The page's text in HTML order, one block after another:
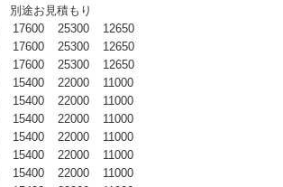
別途お見積もり
17600 25300
12650
17600 25300
12650
17600 25300
12650
15400 22000
11000
15400 22000
11000
15400 22000
11000
15400 22000
11000
15400 22000
11000
15400 22000
11000